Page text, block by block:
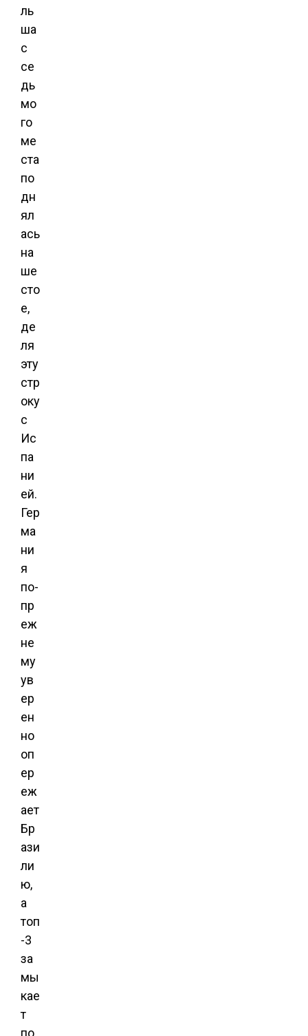
ль
ша
с
се
дь
мо
го
ме
ста
по
дн
ял
ась
на
ше
сто
е,
де
ля
эту
стр
оку
с
Ис
па
ни
ей.
Гер
ма
ни
я
по-
пр
еж
не
му
ув
ер
ен
но
оп
ер
еж
ает
Бр
ази
ли
ю,
а
топ
-3
за
мы
кае
т
по